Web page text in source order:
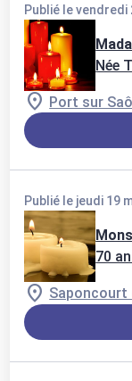
Publié le vendredi
Née
Port sur
Publié le jeudi 19
70
Saponcourt